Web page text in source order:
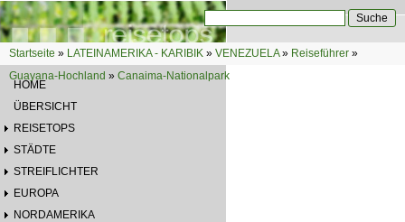
Direkt zum Inhalt
Suchformular
Sie sind hier
Startseite » LATEINAMERIKA - KARIBIK » VENEZUELA» Reiseführer »
Guayana-Hochland » Canaima-Nationalpark
HOME
ÜBERSICHT
REISETOPS
STÄDTE
STREIFLICHTER
EUROPA
NORDAMERIKA